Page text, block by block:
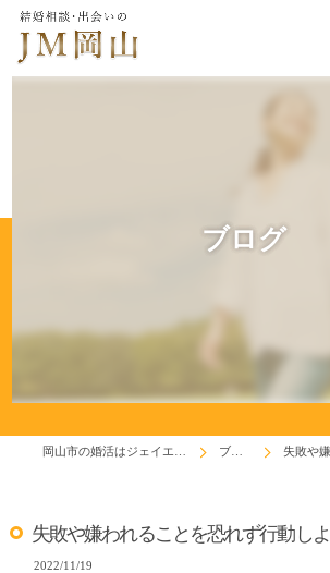
ブログ
ブログ 失敗や嫌
失敗や嫌われることを恐れず行動しよ
2022/11/19